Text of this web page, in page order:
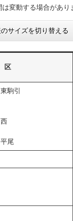
変動する場合があり
サイズを切り替える
区
駒引
尾